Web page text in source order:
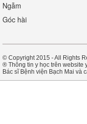
Ngẫm
Góc hài
© Copyright 2015 - All Rights
® Thông tin y học trên website
Bác sĩ Bệnh viện Bạch Mai và